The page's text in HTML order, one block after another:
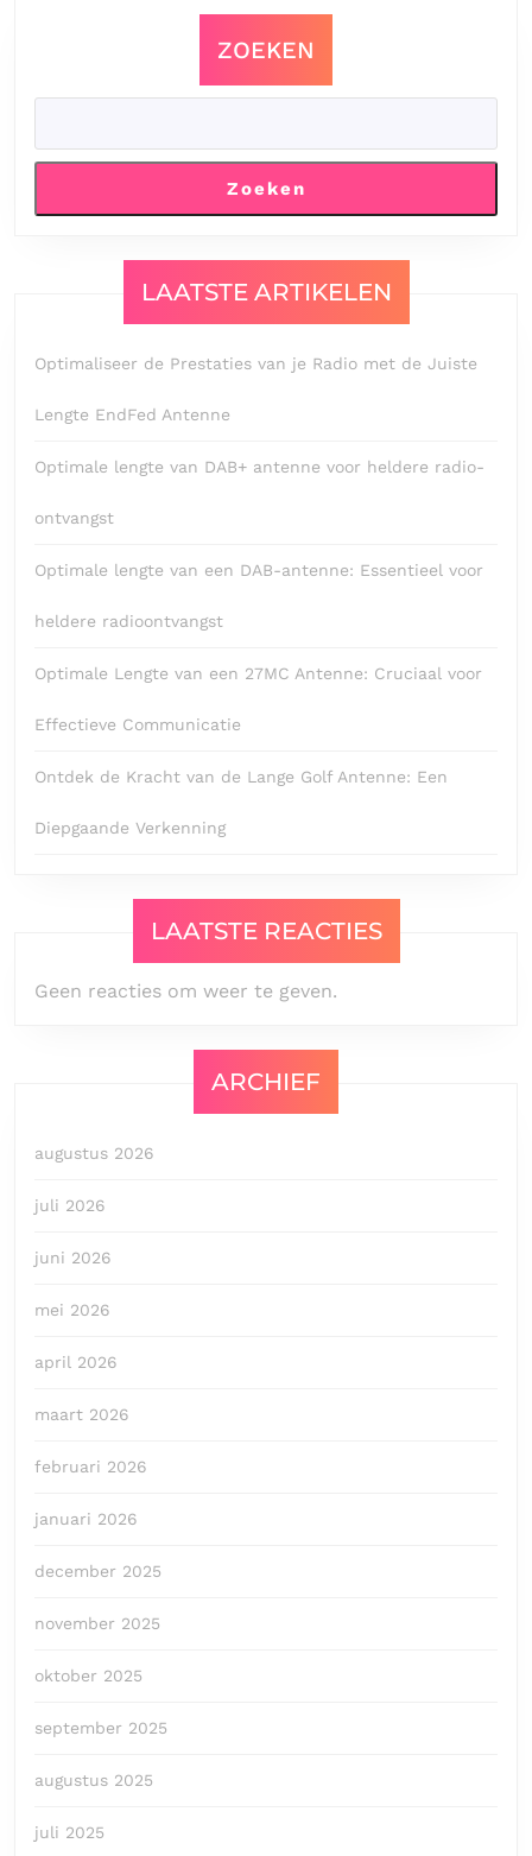
ZOEKEN
Zoeken
LAATSTE ARTIKELEN
Optimaliseer de Prestaties van je Radio met de Juiste
Lengte EndFed Antenne
Optimale lengte van DAB+ antenne voor heldere radio-
ontvangst
Optimale lengte van een DAB-antenne: Essentieel voor
heldere radioontvangst
Optimale Lengte van een 27MC Antenne: Cruciaal voor
Effectieve Communicatie
Ontdek de Kracht van de Lange Golf Antenne: Een
Diepgaande Verkenning
LAATSTE REACTIES
Geen reacties om weer te geven.
ARCHIEF
augustus 2026
juli 2026
juni 2026
mei 2026
april 2026
maart 2026
februari 2026
januari 2026
december 2025
november 2025
oktober 2025
september 2025
augustus 2025
juli 2025